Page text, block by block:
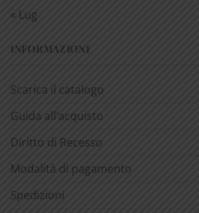
« Lug
INFORMAZIONI
Scarica il catalogo
Guida all’acquisto
Diritto di Recesso
Modalità di pagamento
Spedizioni